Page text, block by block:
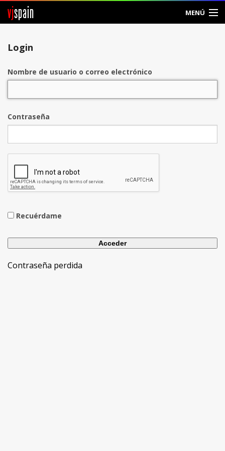
vjspain MENÚ
Login
Nombre de usuario o correo electrónico
Contraseña
Recuérdame
Contraseña perdida